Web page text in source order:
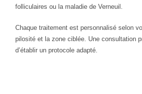
folliculaires ou la maladie de Verneuil.
Chaque traitement est personnalisé selon
pilosité et la zone ciblée. Une consultation
d’établir un protocole adapté.